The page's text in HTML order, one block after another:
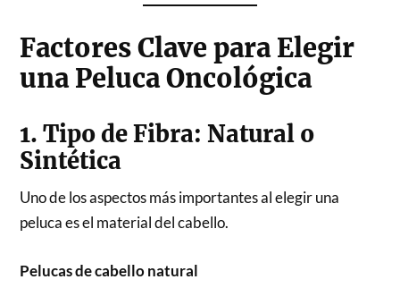
Factores Clave para Elegir
una Peluca Oncológica
1. Tipo de Fibra: Natural o
Sintética
Uno de los aspectos más importantes al elegir una
peluca es el material del cabello.
Pelucas de cabello natural